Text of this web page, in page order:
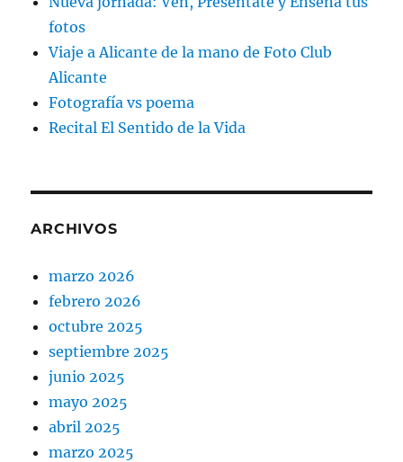
fotos
Viaje a Alicante de la mano de Foto Club
Alicante
Fotografía vs poema
Recital El Sentido de la Vida
ARCHIVOS
marzo 2026
febrero 2026
octubre 2025
septiembre 2025
junio 2025
mayo 2025
abril 2025
marzo 2025